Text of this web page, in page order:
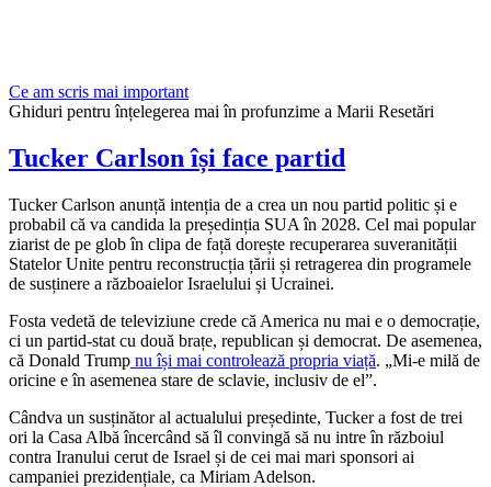
Ce am scris mai important
Ghiduri pentru înțelegerea mai în profunzime a Marii Resetări
Tucker Carlson își face partid
Tucker Carlson anunță intenția de a crea un nou partid politic și e
probabil că va candida la președinția SUA în 2028. Cel mai popular
ziarist de pe glob în clipa de față dorește recuperarea suveranității
Statelor Unite pentru reconstrucția țării și retragerea din programele
de susținere a războaielor Israelului și Ucrainei.
Fosta vedetă de televiziune crede că America nu mai e o democrație,
ci un partid-stat cu două brațe, republican și democrat. De asemenea,
că Donald Trump nu își mai controlează propria viață. „Mi-e milă de
oricine e în asemenea stare de sclavie, inclusiv de el”.
Cândva un susținător al actualului președinte, Tucker a fost de trei
ori la Casa Albă încercând să îl convingă să nu intre în războiul
contra Iranului cerut de Israel și de cei mai mari sponsori ai
campaniei prezidențiale, ca Miriam Adelson.